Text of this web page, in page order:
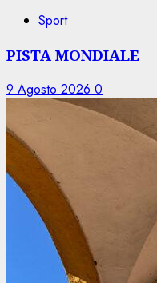
Sport
PISTA MONDIALE
9 Agosto 2026 0